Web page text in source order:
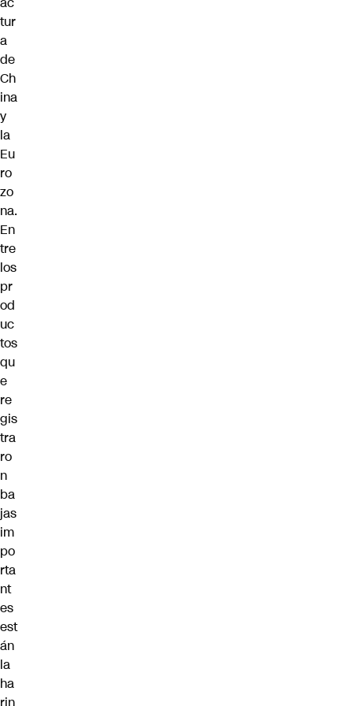
tur
a
de
Ch
ina
y
la
Eu
ro
zo
na.
En
tre
los
pr
od
uc
tos
qu
e
re
gis
tra
ro
n
ba
jas
im
po
rta
nt
es
est
án
la
ha
rin